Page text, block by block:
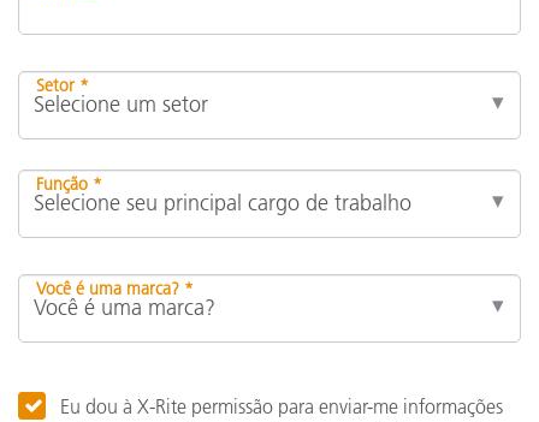
Setor *
Função *
Você é uma marca? *
Eu dou à X-Rite permissão para enviar-me informações